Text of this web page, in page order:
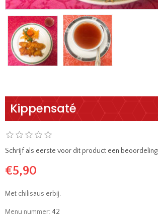
Kippensaté
Schrijf als eerste voor dit product een beoordeling
€5,90
Met chilisaus erbij.
Menu nummer: 42